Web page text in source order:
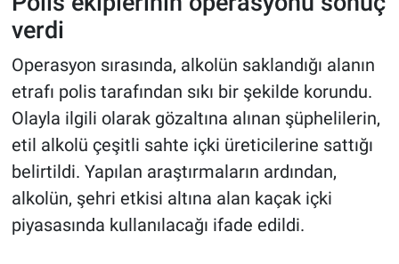
verdi
Operasyon sırasında, alkolün saklandığı alanın
etrafı polis tarafından sıkı bir şekilde korundu.
Olayla ilgili olarak gözaltına alınan şüphelilerin,
etil alkolü çeşitli sahte içki üreticilerine sattığı
belirtildi. Yapılan araştırmaların ardından,
alkolün, şehri etkisi altına alan kaçak içki
piyasasında kullanılacağı ifade edildi.